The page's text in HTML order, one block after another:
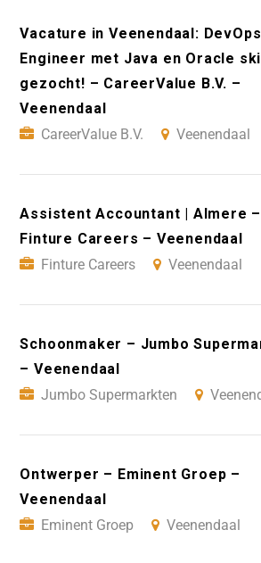
Vacature in Veenendaal: DevOps
Engineer met Java en Oracle
gezocht! – CareerValue B.V. –
Veenendaal
CareerValue B.V.
Veenendaal
Assistent Accountant | Almere –
Finture Careers – Veenendaal
Finture Careers
Veenendaal
Schoonmaker – Jumbo
– Veenendaal
Jumbo Supermarkten
Ontwerper – Eminent Groep –
Veenendaal
Eminent Groep
Veenendaal